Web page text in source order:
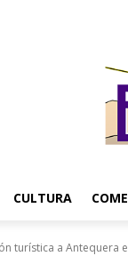
CULTURA
turística a Antequera